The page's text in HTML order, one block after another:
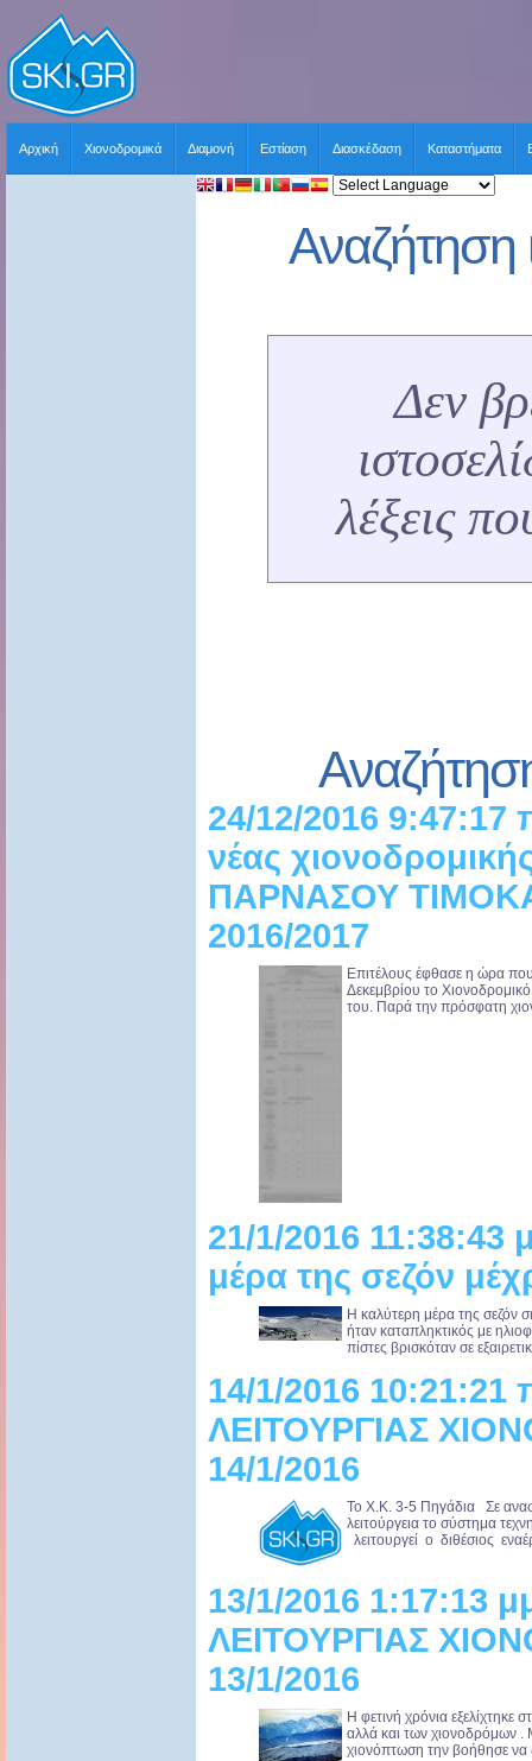
Αρχική Χιονοδρομικά Διαμονή Εστίαση Διασκέδαση Καταστήματα
Αναζήτηση
Δεν
λέξεις
24/12/2016 9:47:17
νέας
ΠΑΡΝΑΣΟΥ
2016/2017
Επιτέλους έφθασε η ώρα
Δεκεμβρίου το
του. Παρά την πρόσφατη
21/1/2016 11:38:43
μέρα της σεζόν
Η καλύτερη μέρα της σεζόν
ήταν καταπληκτικός με
πίστες βρισκόταν σε
14/1/2016
ΛΕΙΤΟΥΡΓΙΑΣ
14/1/2016
Το Χ.Κ. 3-5 Πηγάδια Σε
λειτούργεια το σύστημα
λειτουργεί ο διθέσιος
13/1/2016 1:17:13
ΛΕΙΤΟΥΡΓΙΑΣ
13/1/2016
Η φετινή χρόνια εξελίχτηκε
αλλά και των χιονοδρόμων .
χιονόπτωση την βοήθησε